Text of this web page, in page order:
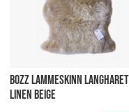
BOZZ LAMMESKINN LANGHARET
LINEN BEIGE